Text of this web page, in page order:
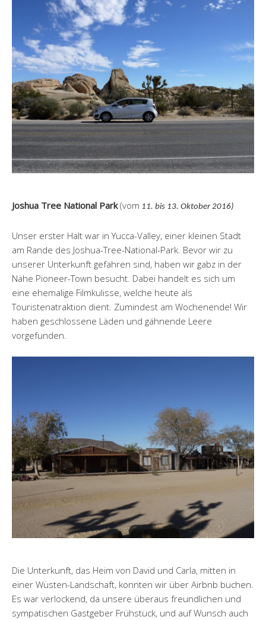
Joshua Tree National Park(vom 11. bis 13. Oktober 2016)
Unser erster Halt war in Yucca-Valley, einer kleinen Stadt
am Rande des Joshua-Tree-National-Park. Bevor wir zu
unserer Unterkunft gefahren sind, haben wir gabz in der
Nähe Pioneer-Town besucht. Dabei handelt es sich um
eine ehemalige Filmkulisse, welche heute als
Touristenatraktion dient. Zumindest am Wochenende! Wir
haben geschlossene Läden und gähnende Leere
vorgefunden.
Die Unterkunft, das Heim von David und Carla, mitten in
einer Wüsten-Landschaft, konnten wir über Airbnb buchen.
Es war verlockend, da unsere überaus freundlichen und
sympatischen Gastgeber Frühstück, und auf Wunsch auch